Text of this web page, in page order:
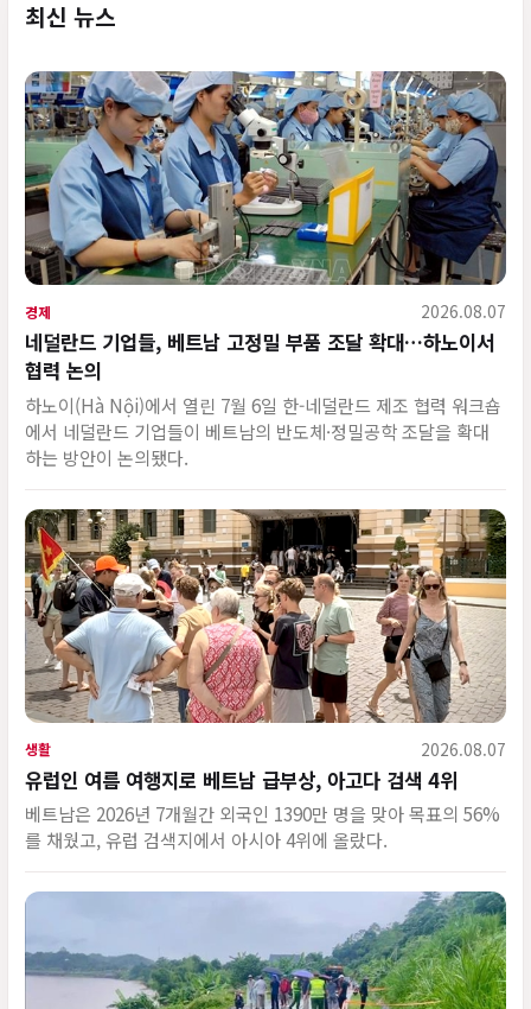
최신 뉴스
경제 2026.08.07
네덜란드 기업들, 베트남 고정밀 부품 조달 확대…하노이서
협력 논의
하노이(Hà Nội)에서 열린 7월 6일 한-네덜란드 제조 협력 워크숍
에서 네덜란드 기업들이 베트남의 반도체·정밀공학 조달을 확대
하는 방안이 논의됐다.
생활 2026.08.07
유럽인 여름 여행지로 베트남 급부상, 아고다 검색 4위
베트남은 2026년 7개월간 외국인 1390만 명을 맞아 목표의 56%
를 채웠고, 유럽 검색지에서 아시아 4위에 올랐다.